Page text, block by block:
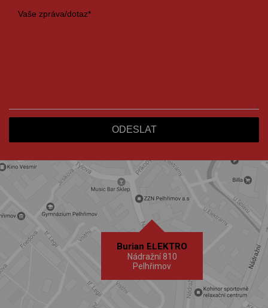
Burian ELEKTRO
Nádražní 810
Pelhřimov